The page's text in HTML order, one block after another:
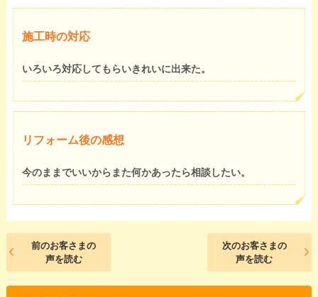
施工時の対応
いろいろ対応してもらいきれいに出来た。
リフォーム後の感想
今のままでいいからまた何かあったら相談したい。
前のお客さまの
声を読む
次のお客さまの
声を読む